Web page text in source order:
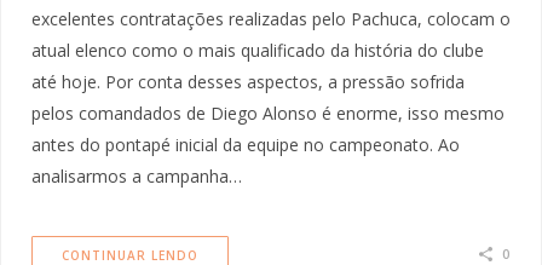
excelentes contratações realizadas pelo Pachuca, colocam o
atual elenco como o mais qualificado da história do clube
até hoje. Por conta desses aspectos, a pressão sofrida
pelos comandados de Diego Alonso é enorme, isso mesmo
antes do pontapé inicial da equipe no campeonato. Ao
analisarmos a campanha…
CONTINUAR LENDO 0